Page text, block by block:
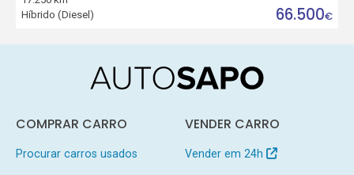
Híbrido (Diesel)
66.500€
COMPRAR CARRO
Procurar carros usados
VENDER CARRO
Vender em 24h